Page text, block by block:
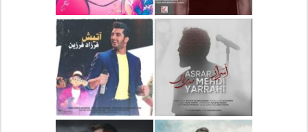
دانلود آهنگ جدید رضا
بهرام بنام نگار
دانلود آهنگ جدید علی
لهراسبی بنام صورت